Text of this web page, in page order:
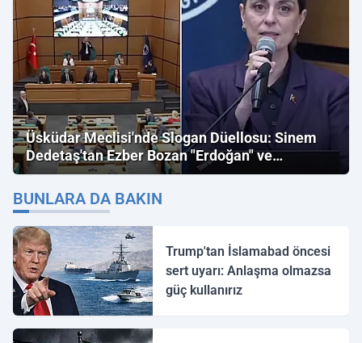
Üsküdar Meclisi'nde Slogan Düellosu: Sinem
Dedetaş'tan Ezber Bozan "Erdoğan" ve
"İmamoğlu" Çıkışı!
BUNLARA DA BAKIN
Trump'tan İslamabad öncesi
sert uyarı: Anlaşma olmazsa
güç kullanırız